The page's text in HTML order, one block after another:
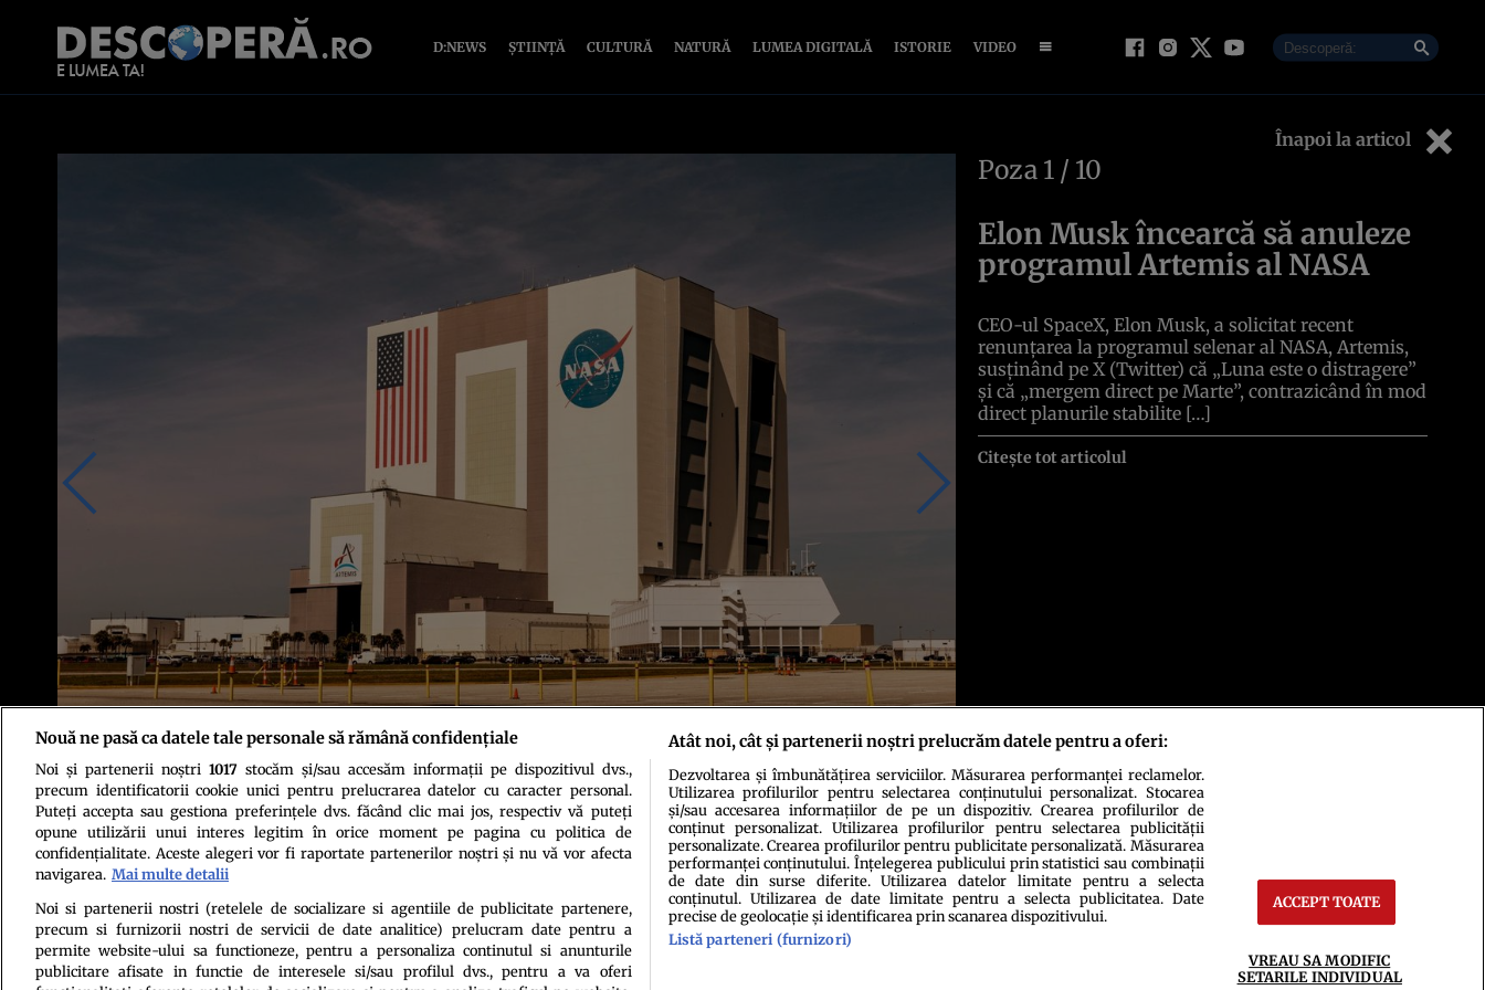
D:NEWS ȘTIINȚĂ CULTURĂ NATURĂ LUMEA DIGITALĂ ISTORIE VIDEO
Înapoi la articol
Foto: Shutterstock
Poza 1 / 10
Elon Musk încearcă să anuleze
programul Artemis al NASA
CEO-ul SpaceX, Elon Musk, a solicitat recent
renunțarea la programul selenar al NASA, Artemis,
susținând pe X (Twitter) că „Luna este o distragere”
și că „mergem direct pe Marte”, contrazicând în mod
direct planurile stabilite […]
Citește tot articolul
Politica de confidenţialitatePolitica de cookiesTermeni şi condiţiiEchipa redacțională
Nouă ne pasă ca datele tale personale să rămână confidențiale
Noi și partenerii noștri 1017stocăm și/sau accesăm informații pe dispozitivul dvs.,
precum identificatorii cookie unici pentru prelucrarea datelor cu caracter personal.
Puteți accepta sau gestiona preferințele dvs. făcând clic mai jos, respectiv vă puteți
opune utilizării unui interes legitim în orice moment pe pagina cu politica de
confidențialitate. Aceste alegeri vor fi raportate partenerilor noștri și nu vă vor afecta
navigarea. Mai multe detalii
Noi si partenerii nostri (retelele de socializare si agentiile de publicitate partenere,
precum si furnizorii nostri de servicii de date analitice) prelucram date pentru a
permite website-ului sa functioneze, pentru a personaliza continutul si anunturile
publicitare afisate in functie de interesele si/sau profilul dvs., pentru a va oferi
Atât noi, cât și partenerii noștri prelucrăm datele pentru a oferi:
Dezvoltarea și îmbunătățirea serviciilor. Măsurarea performanței reclamelor.
Utilizarea profilurilor pentru selectarea conținutului personalizat. Stocarea
și/sau accesarea informațiilor de pe un dispozitiv. Crearea profilurilor de
conținut personalizat. Utilizarea profilurilor pentru selectarea publicității
personalizate. Crearea profilurilor pentru publicitate personalizată. Măsurarea
performanței conținutului. Înțelegerea publicului prin statistici sau combinații
de date din surse diferite. Utilizarea datelor limitate pentru a selecta
conținutul. Utilizarea de date limitate pentru a selecta publicitatea. Date
precise de geolocație și identificarea prin scanarea dispozitivului.
Listă parteneri (furnizori)
ACCEPT TOATE
VREAU SA MODIFIC
SETARILE INDIVIDUAL